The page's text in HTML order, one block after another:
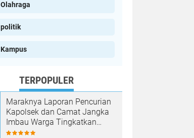
Olahraga
politik
Kampus
TERPOPULER
Maraknya Laporan Pencurian
Kapolsek dan Camat Jangka
Imbau Warga Tingkatkan
Kewaspadaan